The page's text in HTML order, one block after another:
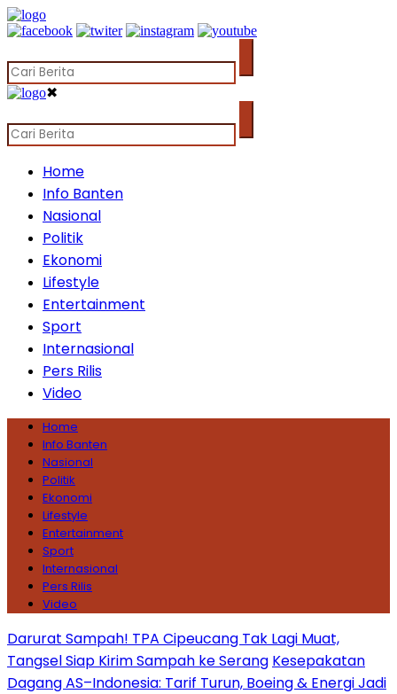
✖
Home
Info Banten
Nasional
Politik
Ekonomi
Lifestyle
Entertainment
Sport
Internasional
Pers Rilis
Video
Home
Info Banten
Nasional
Politik
Ekonomi
Lifestyle
Entertainment
Sport
Internasional
Pers Rilis
Video
Darurat Sampah! TPA Cipeucang Tak Lagi Muat,
Tangsel Siap Kirim Sampah ke Serang Kesepakatan
Dagang AS–Indonesia: Tarif Turun, Boeing & Energi Jadi